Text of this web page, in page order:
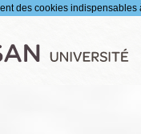
des cookies